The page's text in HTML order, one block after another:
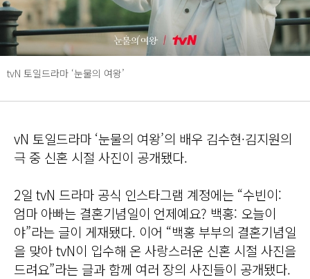
tvN 토일드라마 ‘눈물의 여왕’
vN 토일드라마 ‘눈물의 여왕’의 배우 김수현·김지원의
극 중 신혼 시절 사진이 공개됐다.
2일 tvN 드라마 공식 인스타그램 계정에는 “수빈이:
엄마 아빠는 결혼기념일이 언제예요? 백홍: 오늘이
야”라는 글이 게재됐다. 이어 “백홍 부부의 결혼기념일
을 맞아 tvN이 입수해 온 사랑스러운 신혼 시절 사진을
드려요”라는 글과 함께 여러 장의 사진들이 공개됐다.